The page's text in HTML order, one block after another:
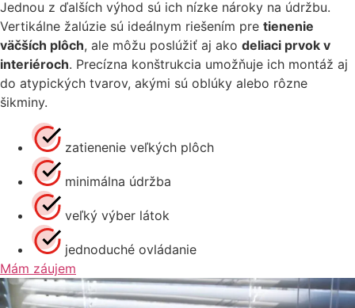
Jednou z ďalších výhod sú ich nízke nároky na údržbu.
Vertikálne žalúzie sú ideálnym riešením pre tienenie
väčších plôch, ale môžu poslúžiť aj ako deliaci prvok v
interiéroch. Precízna konštrukcia umožňuje ich montáž aj
do atypických tvarov, akými sú oblúky alebo rôzne
šikminy.
zatienenie veľkých plôch
minimálna údržba
veľký výber látok
jednoduché ovládanie
Mám záujem